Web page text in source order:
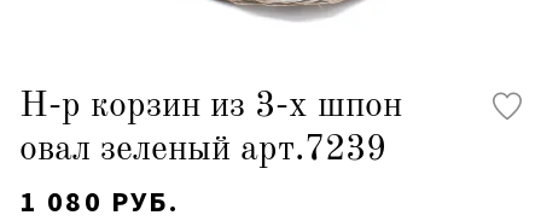
Н-р корзин из 3-х шпон
овал зеленый арт.7239
1 080 РУБ.